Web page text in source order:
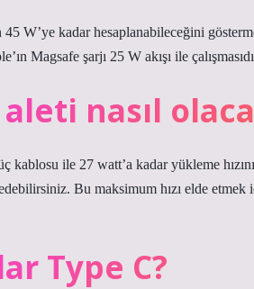
W’ye kadar hesaplanabileceğini
Magsafe şarjı 25 W akışı ile
nasıl
kablosu ile 27 watt’a kadar yükleme
Bu maksimum hızı elde
Type C?